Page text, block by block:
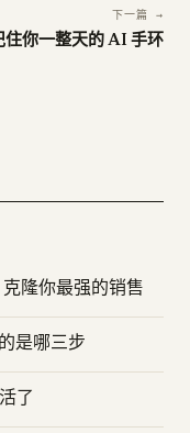
下一篇 →
你一整天的 AI 手环
隆你最强的销售
是哪三步
了